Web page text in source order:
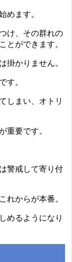
めます。
け、その群れの
とができます。
掛かりません。
す。
しまい、オトリ
重要です。
警戒して寄り付
れからが本番。
めるようになり